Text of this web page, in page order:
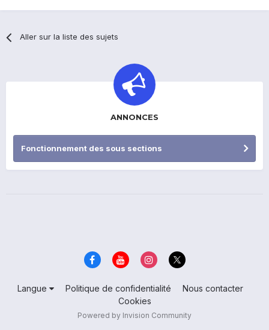
Aller sur la liste des sujets
ANNONCES
Fonctionnement des sous sections
Langue Politique de confidentialité
Nous contacter
Cookies
Powered by Invision Community